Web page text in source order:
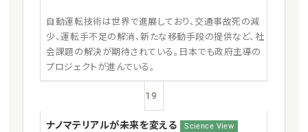
自動運転技術は世界で進展しており、交通事故死の減
少、運転手不足の解消、新たな移動手段の提供など、社
会課題の解決が期待されている。日本でも政府主導の
プロジェクトが進んでいる。
19
ナノマテリアルが未来を変える Science View